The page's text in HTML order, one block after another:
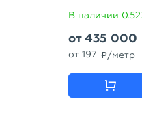
В наличии
от435 000
от 197 p /метр